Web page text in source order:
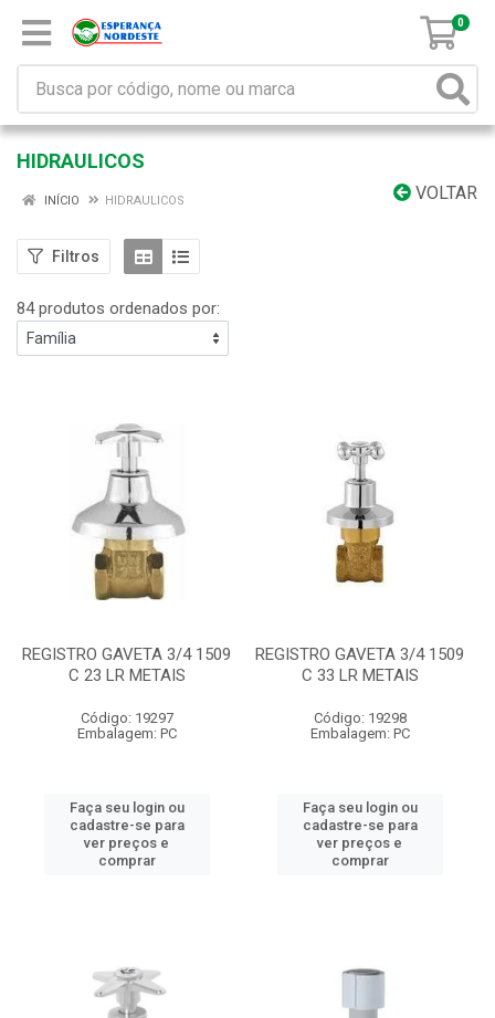
0
HIDRAULICOS
VOLTAR
INÍCIO HIDRAULICOS
Filtros
84 produtos ordenados por:
REGISTRO GAVETA 3/4 1509
C 23 LR METAIS
Código: 19297
Embalagem: PC
Faça seu login ou
cadastre-se para
ver preços e
comprar
REGISTRO GAVETA 3/4 1509
C 33 LR METAIS
Código: 19298
Embalagem: PC
Faça seu login ou
cadastre-se para
ver preços e
comprar